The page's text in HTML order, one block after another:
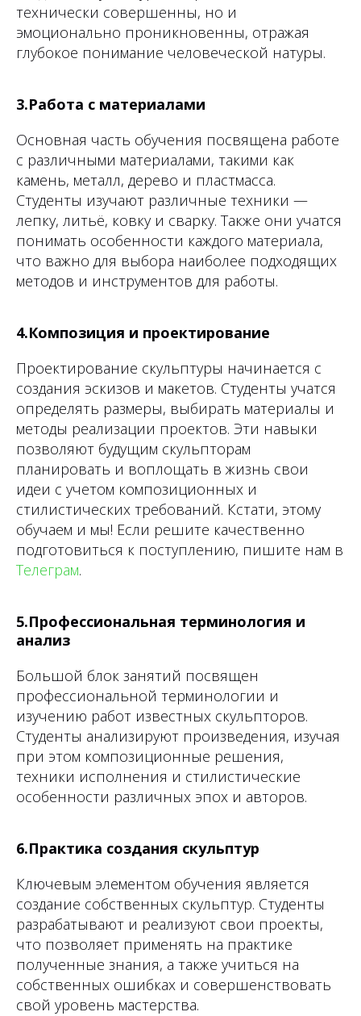
технически совершенны, но и
эмоционально проникновенны, отражая
глубокое понимание человеческой натуры.
3.Работа с материалами
Основная часть обучения посвящена работе
с различными материалами, такими как
камень, металл, дерево и пластмасса.
Студенты изучают различные техники —
лепку, литьё, ковку и сварку. Также они учатся
понимать особенности каждого материала,
что важно для выбора наиболее подходящих
методов и инструментов для работы.
4.Композиция и проектирование
Проектирование скульптуры начинается с
создания эскизов и макетов. Студенты учатся
определять размеры, выбирать материалы и
методы реализации проектов. Эти навыки
позволяют будущим скульпторам
планировать и воплощать в жизнь свои
идеи с учетом композиционных и
стилистических требований. Кстати, этому
обучаем и мы! Если решите качественно
подготовиться к поступлению, пишите нам в
Телеграм.
5.Профессиональная терминология и
анализ
Большой блок занятий посвящен
профессиональной терминологии и
изучению работ известных скульпторов.
Студенты анализируют произведения, изучая
при этом композиционные решения,
техники исполнения и стилистические
особенности различных эпох и авторов.
6.Практика создания скульптур
Ключевым элементом обучения является
создание собственных скульптур. Студенты
разрабатывают и реализуют свои проекты,
что позволяет применять на практике
полученные знания, а также учиться на
собственных ошибках и совершенствовать
свой уровень мастерства.